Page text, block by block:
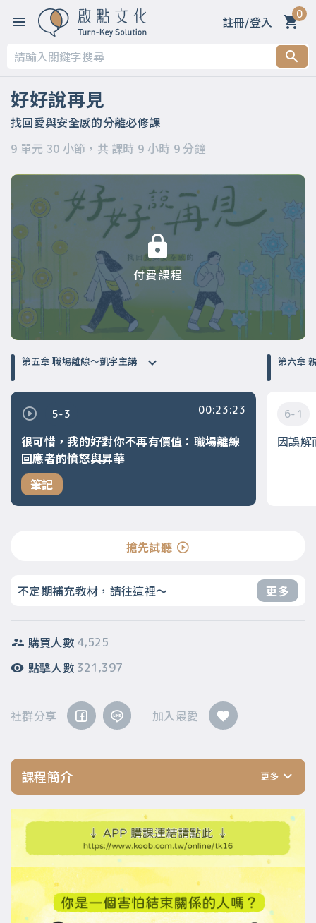
註冊/登入 0
好好說再見
找回愛與安全感的分離必修課
9 單元 30 小節，共 課時 9 小時 9 分鐘
付費課程
第一章 錯過不代表可惜，再見不等於緣盡
第二章 一切都要從關係談起
第三章 家庭離線～嘉玲主講
第四章 人際離線～凱宇主講
第五章 職場離線～凱宇主講
第六章 親密離線～嘉玲主講
第七章 第7章 生命離線～嘉玲主講
第八章 自我離線～凱宇主講
第九章 世間所有的相遇都是久別重逢
第五章 職場離線～凱宇主講
5-3
很可惜，我的好對你不再有價值：職場離線
回應者的憤怒與昇華
筆記
00:23:23 6-1
因誤解
搶先試聽
不定期補充教材，請往這裡～ 更多
購買人數 4,525
點擊人數 321,397
社群分享 加入最愛
課程簡介